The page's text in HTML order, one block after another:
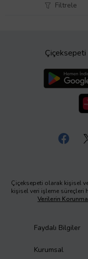
Filtrele
Çiçeksepeti
Çiçeksepeti olarak kişisel
kişisel veri işleme süreçleri
Verilerin
Faydalı Bilgiler
Kurumsal